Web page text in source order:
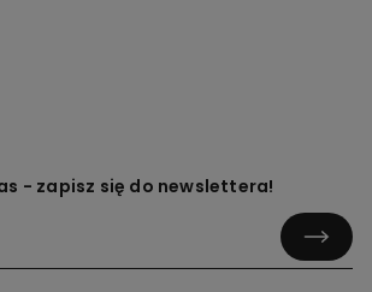
- zapisz się do newslettera!